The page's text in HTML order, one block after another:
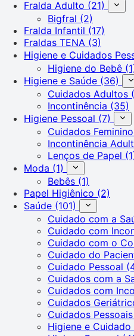
Fralda Adulto (21)
Bigfral (2)
Fralda Infantil (17)
Fraldas TENA (3)
Higiene e Cuidados
Higiene do Bebê
Higiene e Saúde (36)
Cuidados Adultos
Incontinência (35)
Higiene Pessoal (7)
Cuidados
Incontinência
Lenços de Papel
Moda (1)
Bebês (1)
Papel Higiênico (2)
Saúde (101)
Cuidado com a
Cuidado com
Cuidado com o
Cuidado do
Cuidado Pessoal
Cuidados com a
Cuidados com
Cuidados
Cuidados Pessoais
Higiene e Cuidado